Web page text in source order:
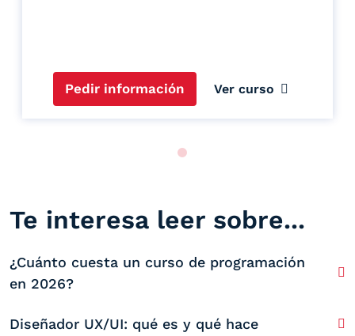
Pedir información Ver curso
Te interesa leer sobre...
¿Cuánto cuesta un curso de programación
en 2026?
Diseñador UX/UI: qué es y qué hace